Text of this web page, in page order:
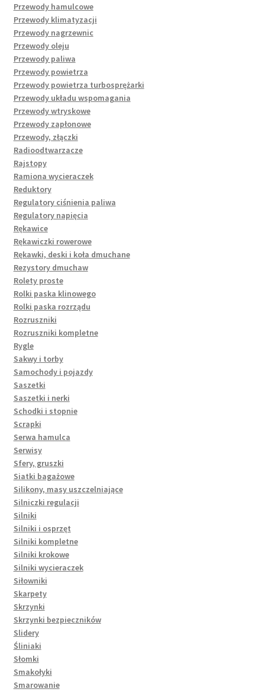
Przewody hamulcowe
Przewody klimatyzacji
Przewody nagrzewnic
Przewody oleju
Przewody paliwa
Przewody powietrza
Przewody powietrza turbosprężarki
Przewody układu wspomagania
Przewody wtryskowe
Przewody zapłonowe
Przewody, złączki
Radioodtwarzacze
Rajstopy
Ramiona wycieraczek
Reduktory
Regulatory ciśnienia paliwa
Regulatory napięcia
Rękawice
Rękawiczki rowerowe
Rękawki, deski i koła dmuchane
Rezystory dmuchaw
Rolety proste
Rolki paska klinowego
Rolki paska rozrządu
Rozruszniki
Rozruszniki kompletne
Rygle
Sakwy i torby
Samochody i pojazdy
Saszetki
Saszetki i nerki
Schodki i stopnie
Scrapki
Serwa hamulca
Serwisy
Sfery, gruszki
Siatki bagażowe
Silikony, masy uszczelniające
Silniczki regulacji
Silniki
Silniki i osprzęt
Silniki kompletne
Silniki krokowe
Silniki wycieraczek
Siłowniki
Skarpety
Skrzynki
Skrzynki bezpieczników
Slidery
Śliniaki
Słomki
Smakołyki
Smarowanie